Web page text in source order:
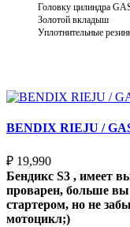
Головку цилиндра
Золотой вкладыш
Уплотнительные
BENDIX RIEJU /
₽ 19,990
Бендикс S3 , имеет
проварен, больше вы
стартером, но не
мотоцикл;)